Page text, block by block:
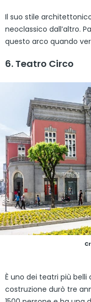
Il suo stile
neoclassico dall’altro.
questo arco quando
6. Teatro Circo
È uno dei teatri più belli
costruzione durò tre